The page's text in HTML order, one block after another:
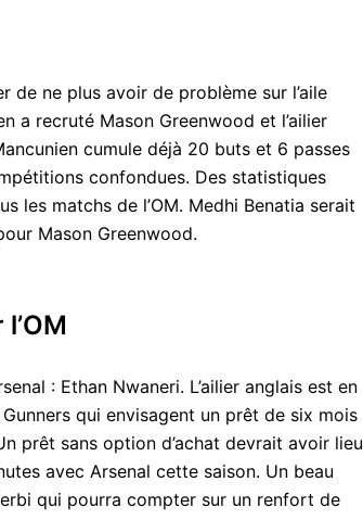
de ne plus avoir de problème sur l’aile
a recruté Mason Greenwood et l’ailier
cumule déjà 20 buts et 6 passes
confondues. Des statistiques
les matchs de l’OM. Medhi Benatia serait
Mason Greenwood.
: Ethan Nwaneri. L’ailier anglais est en
qui envisagent un prêt de six mois
prêt sans option d’achat devrait avoir lieu
avec Arsenal cette saison. Un beau
qui pourra compter sur un renfort de